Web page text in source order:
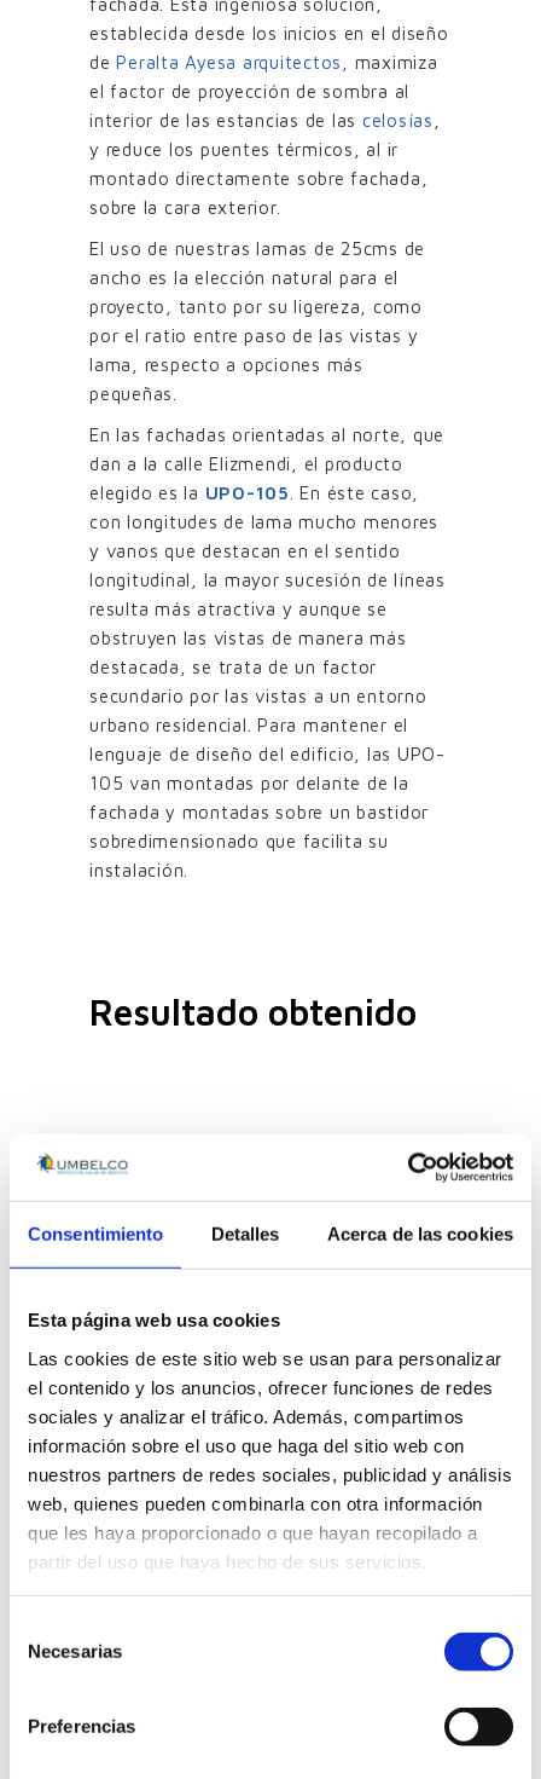
Consentimiento Detalles Acerca de las cookies
Esta página web usa cookies
Las cookies de este sitio web se usan para personalizar
el contenido y los anuncios, ofrecer funciones de redes
sociales y analizar el tráfico. Además, compartimos
información sobre el uso que haga del sitio web con
nuestros partners de redes sociales, publicidad y análisis
web, quienes pueden combinarla con otra información
que les haya proporcionado o que hayan recopilado a
partir del uso que haya hecho de sus servicios.
Necesarias
Preferencias
fachada. Ésta ingeniosa solución,
establecida desde los inicios en el diseño
dePeralta Ayesa arquitectos
, maximiza
el factor de proyección de sombra al
interior de las estancias de las celosías
y reduce los puentes térmicos, al ir
montado directamente sobre fachada,
sobre la cara exterior.
El uso de nuestras lamas de 25cms de
ancho es la elección natural para el
proyecto, tanto por su ligereza, como
por el ratio entre paso de las vistas y
lama, respecto a opciones más
pequeñas.
En las fachadas orientadas al norte, que
dan a la calle Elizmendi, el producto
elegido es la UPO-105 . En éste caso,
con longitudes de lama mucho menores
y vanos que destacan en el sentido
longitudinal, la mayor sucesión de líneas
resulta más atractiva y aunque se
obstruyen las vistas de manera más
destacada, se trata de un factor
secundario por las vistas a un entorno
urbano residencial. Para mantener el
lenguaje de diseño del edificio, las UPO-
105 van montadas por delante de la
fachada y montadas sobre un bastidor
sobredimensionado que facilita su
instalación.
Resultado obtenido
celosías de
lamas
instaladas